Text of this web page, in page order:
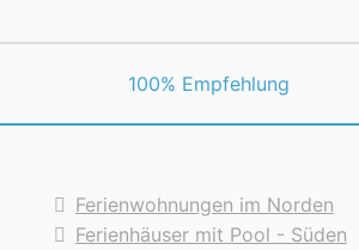
100% Empfehlung
Ferienwohnungen im Norden
Ferienhäuser mit Pool - Süden